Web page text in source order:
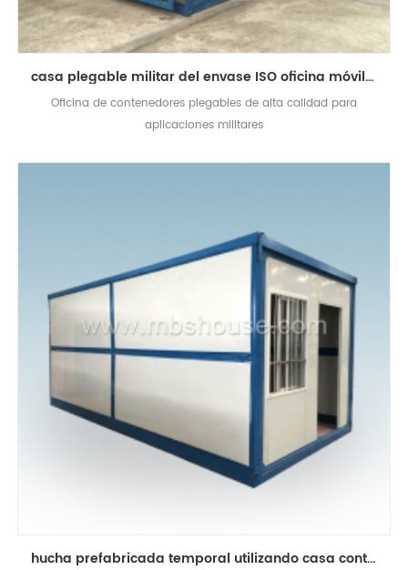
casa plegable militar del envase ISO oficina móvil estándar para el uso público
Oficina de contenedores plegables de alta calidad para
aplicaciones militares
hucha prefabricada temporal utilizando casa contenedor plegable